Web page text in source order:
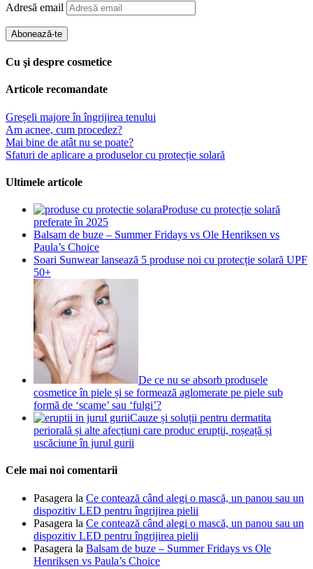
Adresă email
Abonează-te
Cu şi despre cosmetice
Articole recomandate
Greșeli majore în îngrijirea tenului
Am acnee, cum procedez?
Mai bine de atât nu se poate?
Sfaturi de aplicare a produselor cu protecție solară
Ultimele articole
Produse cu protecție solară
preferate în 2025
Balsam de buze – Summer Fridays vs Ole Henriksen vs
Paula’s Choice
Soari Sunwear lansează 5 produse noi cu protecție solară UPF
50+
De ce nu se absorb produsele
cosmetice în piele și se formează aglomerate pe piele sub
formă de ‘scame’ sau ‘fulgi’?
Cauze și soluții pentru dermatita
periorală și alte afecțiuni care produc erupții, roșeață și
uscăciune în jurul gurii
Cele mai noi comentarii
Pasagera la Ce contează când alegi o mască, un panou sau un
dispozitiv LED pentru îngrijirea pielii
Pasagera la Ce contează când alegi o mască, un panou sau un
dispozitiv LED pentru îngrijirea pielii
Pasagera la Balsam de buze – Summer Fridays vs Ole
Henriksen vs Paula’s Choice